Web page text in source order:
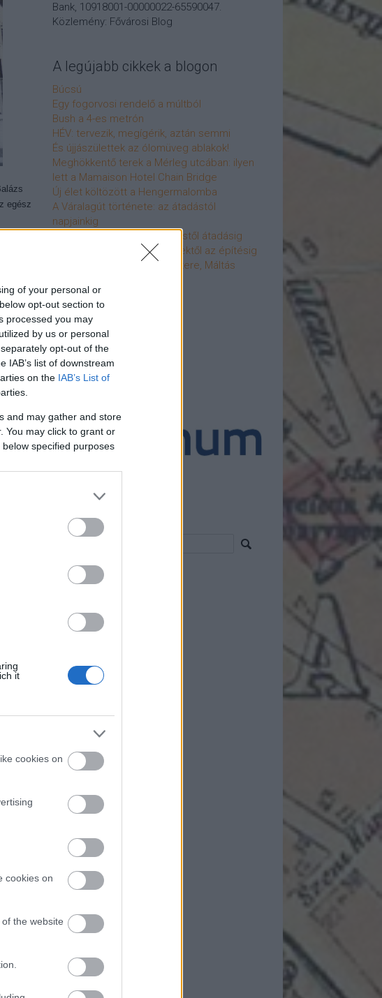
of your personal or
opt-out section to
processed you may
by us or personal
opt-out of the
IAB’s list of downstream
on the IAB’s List of
and may gather and store
You may click to grant or
specified purposes
it
cookies on
cookies on
the website
egész
a
Bank, 10918001-00000022-65590047.
Közlemény: Fővárosi Blog
A legújabb cikkek a blogon
Búcsú
Egy fogorvosi rendelő a múltból
Bush a 4-es metrón
HÉV: tervezik, megígérik, aztán semmi
És újjászülettek az ólomüveg ablakok!
Meghökkentő terek a Mérleg utcában: ilyen
lett a Mamaison Hotel Chain Bridge
Új élet költözött a Hengermalomba
A Váralagút története: az átadástól
napjainkig
A Váralagút története: építéstől átadásig
A Váralagút története: ötletektől az építésig
A romantika elfeledett mestere, Máltás
10 éve hunyt el Dúl Dezső
Tovább...
Facebook
Keresés
Kövess!
bejegyzések
Atom